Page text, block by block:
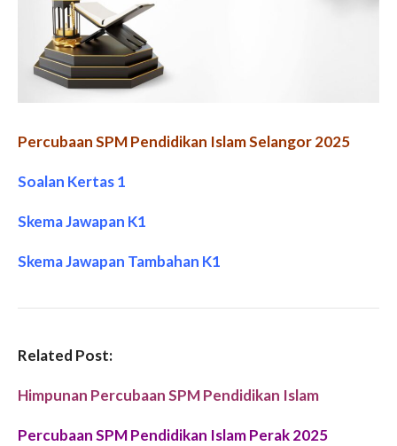
Percubaan SPM Pendidikan Islam Selangor 2025
Soalan Kertas 1
Skema Jawapan K1
Skema Jawapan Tambahan K1
Related Post:
Himpunan Percubaan SPM Pendidikan Islam
Percubaan SPM Pendidikan Islam Perak 2025